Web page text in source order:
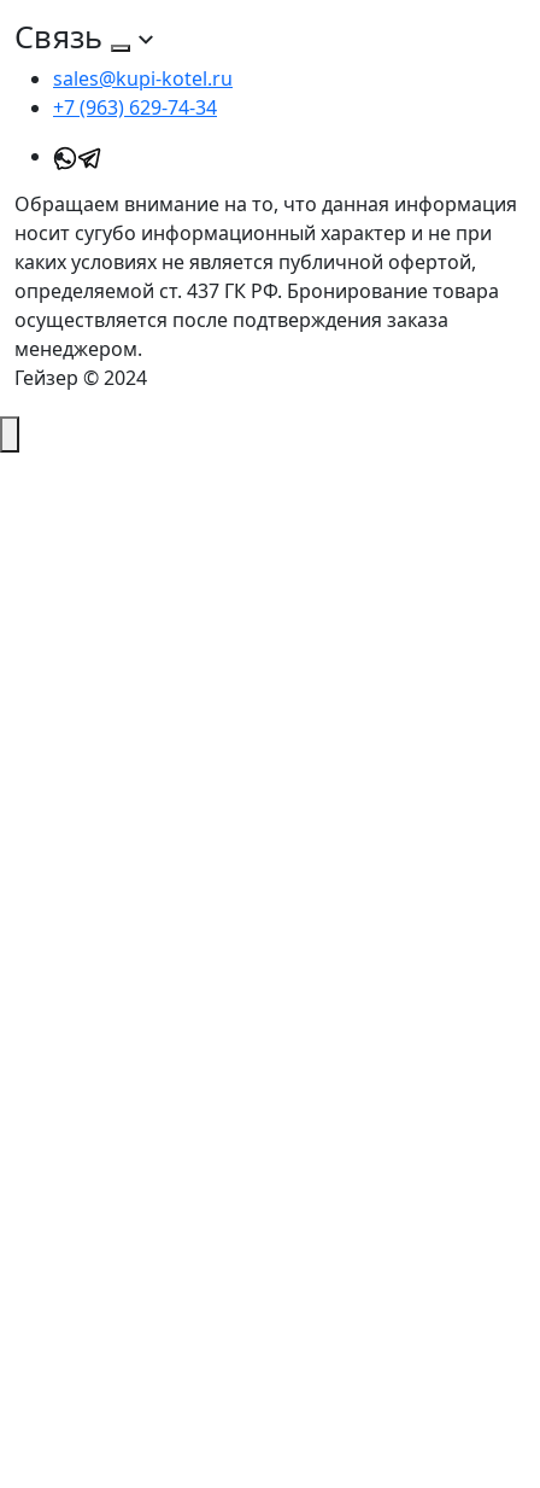
Связь
sales@kupi-kotel.ru
+7 (963) 629-74-34
Обращаем внимание на то, что данная информация
носит сугубо информационный характер и не при
каких условиях не является публичной офертой,
определяемой ст. 437 ГК РФ. Бронирование товара
осуществляется после подтверждения заказа
менеджером.
Гейзер © 2024